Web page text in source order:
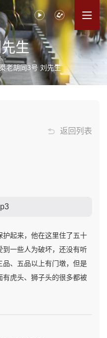
生
老胡同3号 刘先生
返回列表
护起来，他在这里住了五十
到一些人为破坏，还没有听
、五品以上有门墩，但是
虎头、狮子头的很多都被